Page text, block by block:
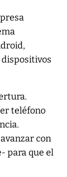
teléfono
con
para que el